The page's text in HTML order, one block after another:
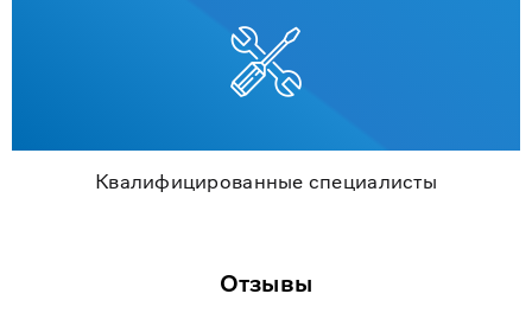
Квалифицированные специалисты
Отзывы